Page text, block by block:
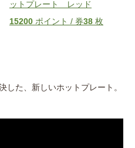
ットプレート レッド
15200 ポイント / 券38 枚
した、新しいホットプレート。